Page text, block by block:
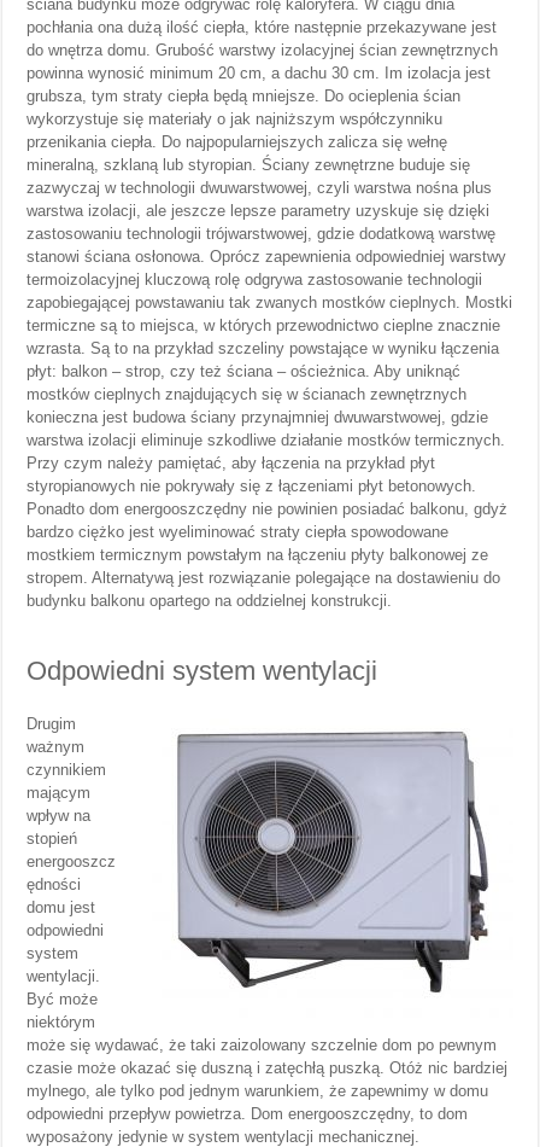
ściana budynku może odgrywać rolę kaloryfera. W ciągu dnia
pochłania ona dużą ilość ciepła, które następnie przekazywane jest
do wnętrza domu. Grubość warstwy izolacyjnej ścian zewnętrznych
powinna wynosić minimum 20 cm, a dachu 30 cm. Im izolacja jest
grubsza, tym straty ciepła będą mniejsze. Do ocieplenia ścian
wykorzystuje się materiały o jak najniższym współczynniku
przenikania ciepła. Do najpopularniejszych zalicza się wełnę
mineralną, szklaną lub styropian. Ściany zewnętrzne buduje się
zazwyczaj w technologii dwuwarstwowej, czyli warstwa nośna plus
warstwa izolacji, ale jeszcze lepsze parametry uzyskuje się dzięki
zastosowaniu technologii trójwarstwowej, gdzie dodatkową warstwę
stanowi ściana osłonowa. Oprócz zapewnienia odpowiedniej warstwy
termoizolacyjnej kluczową rolę odgrywa zastosowanie technologii
zapobiegającej powstawaniu tak zwanych mostków cieplnych. Mostki
termiczne są to miejsca, w których przewodnictwo cieplne znacznie
wzrasta. Są to na przykład szczeliny powstające w wyniku łączenia
płyt: balkon – strop, czy też ściana – ościeżnica. Aby uniknąć
mostków cieplnych znajdujących się w ścianach zewnętrznych
konieczna jest budowa ściany przynajmniej dwuwarstwowej, gdzie
warstwa izolacji eliminuje szkodliwe działanie mostków termicznych.
Przy czym należy pamiętać, aby łączenia na przykład płyt
styropianowych nie pokrywały się z łączeniami płyt betonowych.
Ponadto dom energooszczędny nie powinien posiadać balkonu, gdyż
bardzo ciężko jest wyeliminować straty ciepła spowodowane
mostkiem termicznym powstałym na łączeniu płyty balkonowej ze
stropem. Alternatywą jest rozwiązanie polegające na dostawieniu do
budynku balkonu opartego na oddzielnej konstrukcji.
Odpowiedni system wentylacji
Drugim
ważnym
czynnikiem
mającym
wpływ na
stopień
energooszcz
ędności
domu jest
odpowiedni
system
wentylacji.
Być może
niektórym
może się wydawać, że taki zaizolowany szczelnie dom po pewnym
czasie może okazać się duszną i zatęchłą puszką. Otóż nic bardziej
mylnego, ale tylko pod jednym warunkiem, że zapewnimy w domu
odpowiedni przepływ powietrza. Dom energooszczędny, to dom
wyposażony jedynie w system wentylacji mechanicznej.